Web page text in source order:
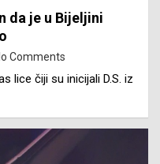
da je u Bijeljini
Comments
lice čiji su inicijali D.S. iz